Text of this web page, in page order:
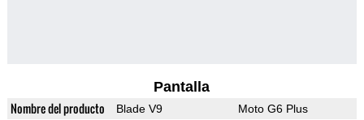
Pantalla
Nombre del producto Blade V9 Moto G6 Plus